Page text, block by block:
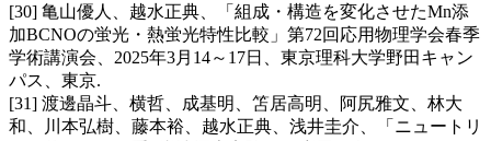
[30] 亀山優人、越水正典、「組成・構造を変化させたMn添
加BCNOの蛍光・熱蛍光特性比較」第72回応用物理学会春季
学術講演会、2025年3月14～17日、東京理科大学野田キャン
パス、東京.
[31] 渡邊晶斗、横哲、成基明、笘居高明、阿尻雅文、林大
和、川本弘樹、藤本裕、越水正典、浅井圭介、「ニュートリ